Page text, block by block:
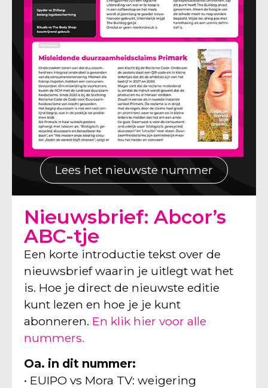
Lees het nieuwste nummer
Nieuwsbrief: Abcor’s
ABC-tje
Een korte introductie tekst over de
nieuwsbrief waarin je uitlegt wat het
is. Hoe je direct de nieuwste editie
kunt lezen en hoe je je kunt
abonneren. En klik hier voor alle
nummers.
Oa. in dit nummer:
• EUIPO vs Mora TV: weigering